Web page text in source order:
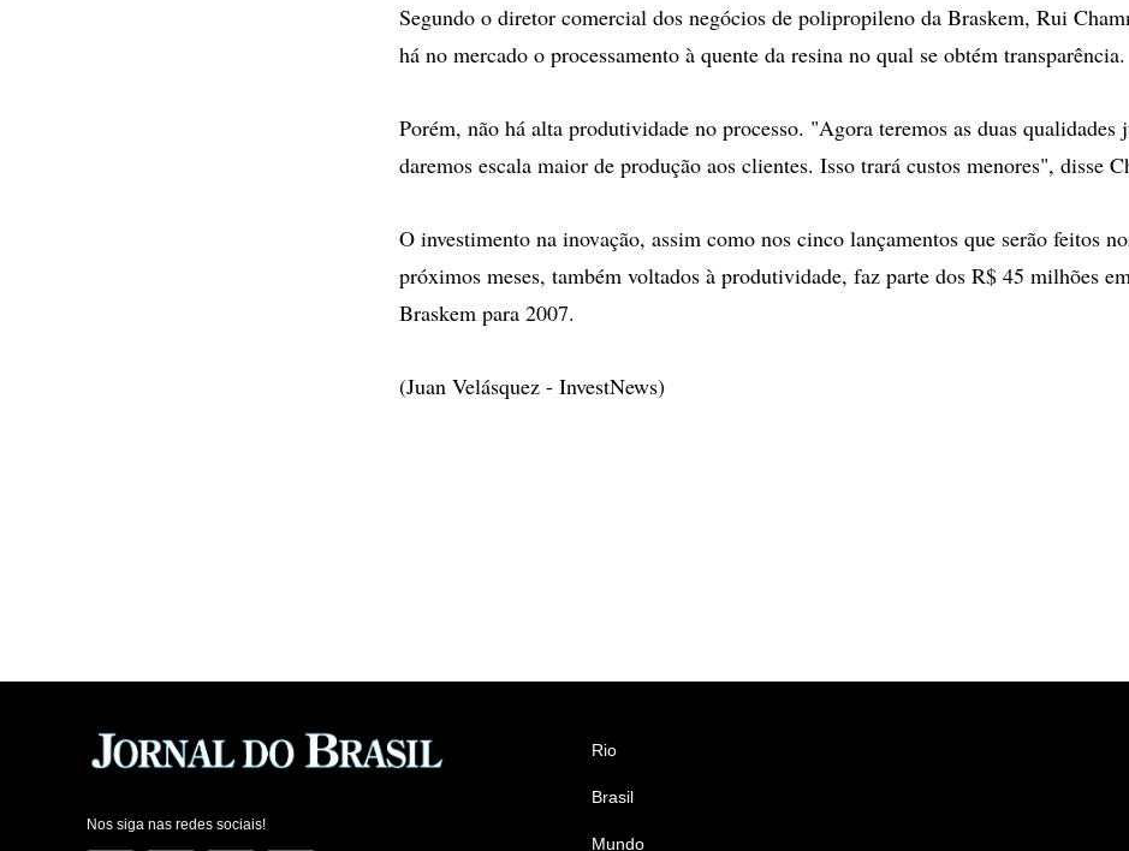
Segundo o diretor comercial dos negócios de polipropileno da Braskem, Rui
há no mercado o processamento à quente da resina no qual se obtém transparência.
Porém, não há alta produtividade no processo. "Agora teremos as duas qualidades
daremos escala maior de produção aos clientes. Isso trará custos menores", disse
O investimento na inovação, assim como nos cinco lançamentos que serão feitos
próximos meses, também voltados à produtividade, faz parte dos R$ 45 milhões
Braskem para 2007.
(Juan Velásquez - InvestNews)
Nos siga nas redes sociais!
Rio
Brasil
Mundo